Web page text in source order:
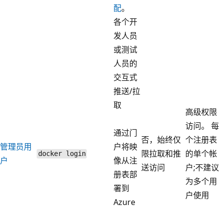
配。
管理员用
户
docker login
各个开
发人员
或测试
人员的
交互式
推送/拉
取
通过门
户将映
像从注
册表部
署到
Azure
否，始终仅
限拉取和推
送访问
高级权限
访问。 每
个注册表
的单个帐
户;不建议
为多个用
户使用